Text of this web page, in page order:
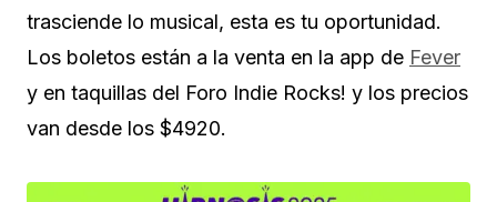
trasciende lo musical, esta es tu oportunidad.
Los boletos están a la venta en la app de Fever
y en taquillas del Foro Indie Rocks! y los precios
van desde los $4920.